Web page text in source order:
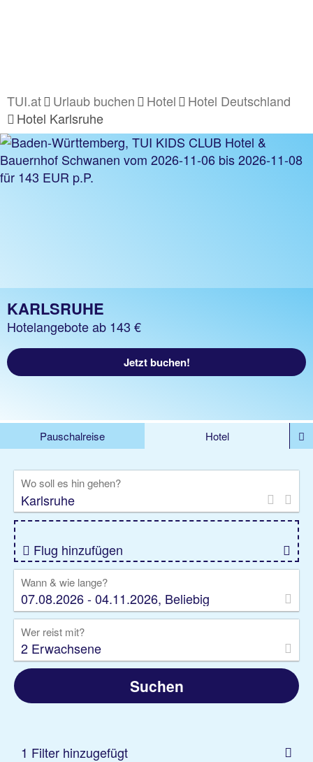
TUI.at Urlaub buchen Hotel
Hotel Deutschland
Hotel Karlsruhe
KARLSRUHE
Hotelangebote ab 143 €
Jetzt buchen!
Pauschalreise
Hotel
Rundreise
Kreuzfahrt
Gruppenreise
Camper Privattransfer
Wo soll es hin gehen?
Flug hinzufügen
Wann & wie lange?
07.08.2026 - 04.11.2026, Beliebig
Wer reist mit?
2 Erwachsene
Suchen
1 Filter hinzugefügt